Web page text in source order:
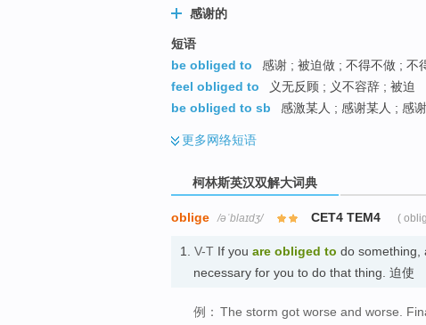
感谢的
短语
be obliged to
感谢 ; 被迫做 ; 不得不做 ; 不
feel obliged to
义无反顾 ; 义不容辞 ; 被迫
be obliged to sb
感激某人 ; 感谢某人 ; 感谢
更多网络短语
柯林斯英汉双解大词典
oblige /əˈblaɪdʒ/ CET4 TEM4 (
1. V-T If you are obliged to do something,
necessary for you to do that thing. 迫使
例： The storm got worse and worse.